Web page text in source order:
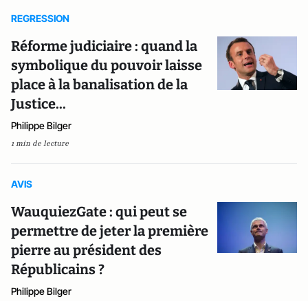
REGRESSION
Réforme judiciaire : quand la
symbolique du pouvoir laisse
place à la banalisation de la
Justice...
Philippe Bilger
1 min de lecture
AVIS
WauquiezGate : qui peut se
permettre de jeter la première
pierre au président des
Républicains ?
Philippe Bilger